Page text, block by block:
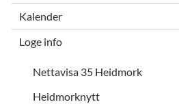
Kalender
Loge info
Nettavisa 35 Heidmork
Heidmorknytt